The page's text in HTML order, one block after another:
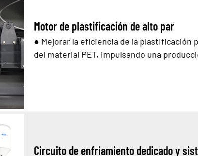
Motor de plastificación de alto par
● Mejorar la eficiencia de la plastificación
del material PET, impulsando una
Circuito de enfriamiento dedicado y